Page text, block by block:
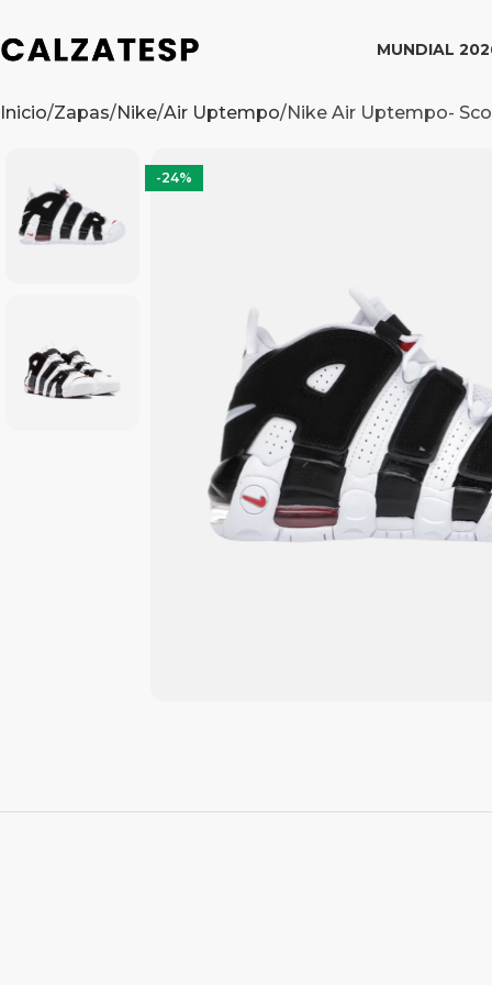
MUNDIAL
Inicio Zapas Nike Air Uptempo Nike Air Uptempo-
-24%